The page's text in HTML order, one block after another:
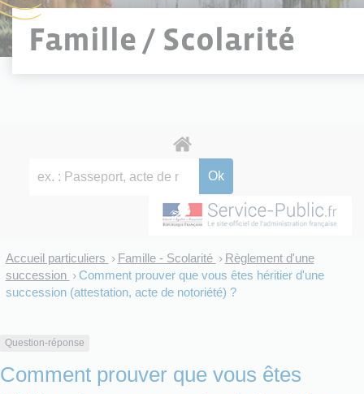
Famille / Scolarité
Accueil particuliers > Famille - Scolarité > Règlement d'une
succession > Comment prouver que vous êtes héritier d'une
succession (attestation, acte de notoriété) ?
Question-réponse
Comment prouver que vous êtes